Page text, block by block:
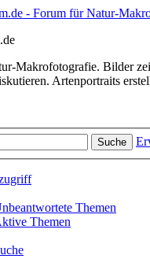
Makrofotografie. Bilder
Artenportraits
Suche
Themen
Themen